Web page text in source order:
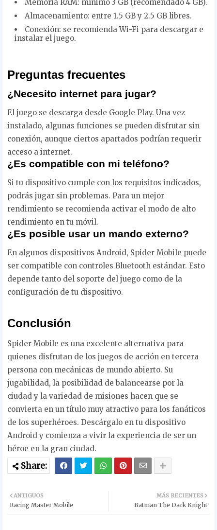
Memoria RAM: mínimo 3 GB (recomendado 4 GB).
Almacenamiento: entre 1.5 GB y 2.5 GB libres.
Conexión: se recomienda Wi-Fi para descargar e
instalar el juego.
Preguntas frecuentes
¿Necesito internet para jugar?
El juego se descarga desde Google Play. Una vez
instalado, algunas funciones se pueden disfrutar sin
conexión, aunque ciertos apartados podrían requerir
acceso a internet.
¿Es compatible con mi teléfono?
Si tu dispositivo cumple con los requisitos indicados,
podrás jugar sin problemas. Para un mejor
rendimiento se recomienda activar el modo de alto
rendimiento en tu móvil.
¿Es posible usar un mando externo?
En algunos dispositivos Android, Spider Mobile puede
ser compatible con controles Bluetooth estándar. Esto
depende tanto del soporte del juego como de la
configuración de tu dispositivo.
Conclusión
Spider Mobile es una excelente alternativa para
quienes disfrutan de los juegos de acción en tercera
persona con mecánicas de mundo abierto. Su
jugabilidad, la posibilidad de balancearse por la
ciudad y la variedad de misiones hacen que se
convierta en un título muy atractivo para los fanáticos
de los superhéroes. Descárgalo en tu dispositivo
Android y comienza a vivir la experiencia de ser un
héroe en la gran ciudad.
MÁS RECIENTES
Batman The Dark Knight
ANTIGUOS
Racing Master Mobile